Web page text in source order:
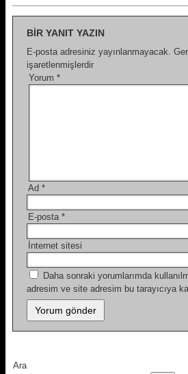
BIR YANIT YAZIN
E-posta adresiniz yayınlanmayacak.
işaretlenmişlerdir
Yorum *
Ad *
E-posta *
İnternet sitesi
Daha sonraki yorumlarımda
adresim ve site adresim bu tarayıcıya
Ara